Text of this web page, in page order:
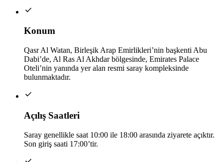
Konum
Qasr Al Watan, Birleşik Arap Emirlikleri’nin başkenti Abu
Dabi’de, Al Ras Al Akhdar bölgesinde, Emirates Palace
Oteli’nin yanında yer alan resmi saray kompleksinde
bulunmaktadır.
Açılış Saatleri
Saray genellikle saat 10:00 ile 18:00 arasında ziyarete açıktır.
Son giriş saati 17:00’tir.